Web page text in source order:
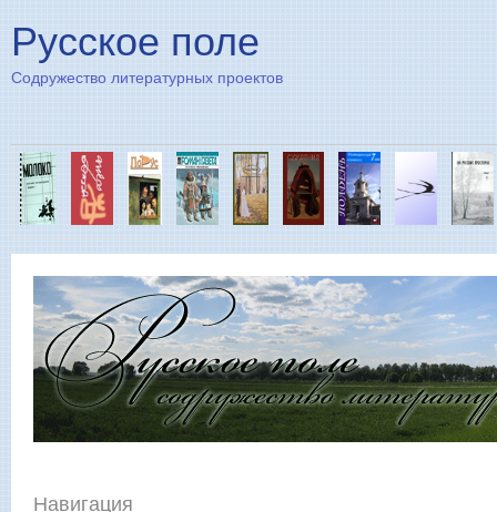
Русское поле
Содружество литературных проектов
Навигация